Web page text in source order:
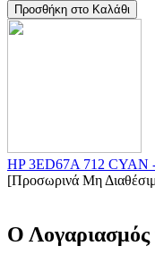
Προσθήκη στο Καλάθι
HP 3ED67A 712 CYAN
[Προσωρινά Μη
Ο Λογαριασμός